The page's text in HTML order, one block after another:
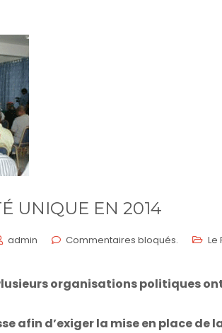
UNIQUE EN 2014
admin Commentaires bloqués. Le
organisations politiques
afin d’exiger la mise en place de